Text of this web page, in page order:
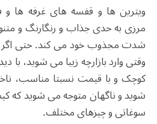
ویترین ها و قفسه های غرفه ها و
مرزی به حدی جذاب و رنگارنگ و
شدت مجذوب خود می کند. حتی اگر
وقتی وارد بازارچه زیبا می شوید، با
کوچک و با قیمت نسبتا مناسب،
شوید و ناگهان متوجه می شوید که
سوغاتی و چیزهای مختلف.